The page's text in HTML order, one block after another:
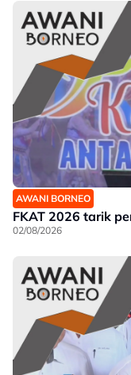
AWANI BORNEO
FKAT 2026 tarik
02/08/2026